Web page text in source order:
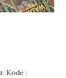
Kode :